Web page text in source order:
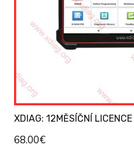
XDIAG: 12MĚSÍČNÍ
68.00€